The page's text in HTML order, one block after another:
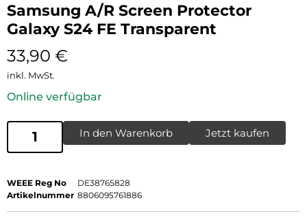
Samsung A/R Screen Protector
Galaxy S24 FE Transparent
33,90 €
inkl. MwSt.
Online verfügbar
In den Warenkorb Jetzt kaufen
WEEE Reg No
DE38765828
Artikelnummer 8806095761886